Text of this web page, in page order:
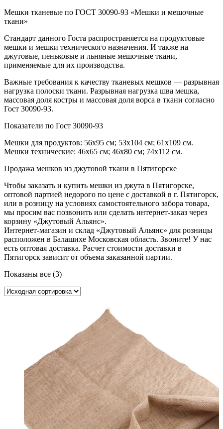
Мешки тканевые по ГОСТ 30090-93 «Мешки и мешочные
ткани»
Стандарт данного Госта распространяется на продуктовые
мешки и мешки технического назначения. И также на
джутовые, пеньковые и льняные мешочные ткани,
применяемые для их производства.
Важные требования к качеству тканевых мешков — разрывная
нагрузка полоски ткани. Разрывная нагрузка шва мешка,
массовая доля костры и массовая доля ворса в ткани согласно
Гост 30090-93.
Показатели по Гост 30090-93
Мешки для продуктов: 56х95 см; 53х104 см; 61х109 см.
Мешки технические: 46х65 см; 46х80 см; 74х112 см.
Продажа мешков из джутовой ткани в Пятигорске
Чтобы заказать и купить мешки из джута в Пятигорске,
оптовой партией недорого по цене с доставкой в г. Пятигорск,
или в розницу на условиях самостоятельного забора товара,
мы просим вас позвонить или сделать интернет-заказ через
корзину «Джутовый Альянс».
Интернет-магазин и склад «Джутовый Альянс» для розницы
расположен в Балашихе Московская область. Звоните! У нас
есть оптовая доставка. Расчет стоимости доставки в
Пятигорск зависит от объема заказанной партии.
Показаны все (3)